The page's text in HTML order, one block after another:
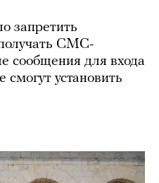
запретить
СМС-
сообщения для входа
смогут установить